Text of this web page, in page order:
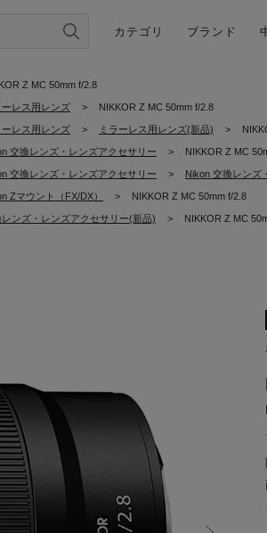
カテゴリ ブランド
Z MC 50mm f/2.8
ーレス用レンズ > NIKKOR Z MC 50mm f/2.8
ーレス用レンズ > ミラーレス用レンズ(新品) >
交換レンズ・レンズアクセサリー > NIKKOR Z MC
交換レンズ・レンズアクセサリー > Nikon 交換レンズ
Zマウント（FX/DX） > NIKKOR Z MC 50mm f/2.8
レンズ・レンズアクセサリー(新品) > NIKKOR Z MC